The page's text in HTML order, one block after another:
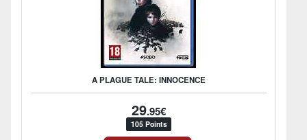
A PLAGUE TALE: INNOCENCE
29.95€
105 Points